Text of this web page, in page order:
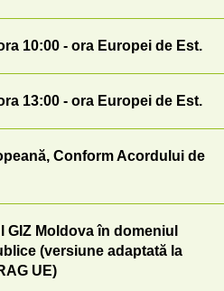
10:00 - ora Europei de Est.
13:00 - ora Europei de Est.
Conform Acordului de
GIZ Moldova în domeniul
(versiune adaptată la
UE)